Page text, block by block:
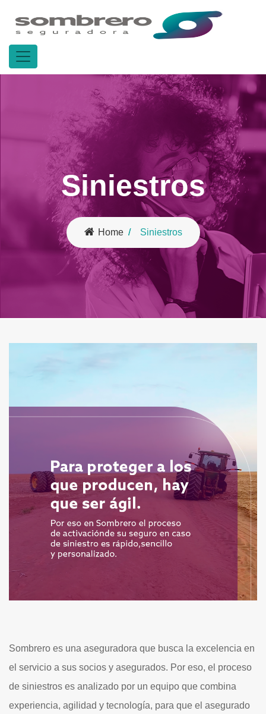
Siniestros
Home Siniestros
Sombrero es una aseguradora que busca la excelencia en
el servicio a sus socios y asegurados. Por eso, el proceso
de siniestros es analizado por un equipo que combina
experiencia, agilidad y tecnología, para que el asegurado